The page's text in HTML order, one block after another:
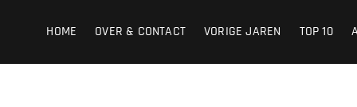
HOME OVER & CONTACT VORIGE JAREN TOP 10